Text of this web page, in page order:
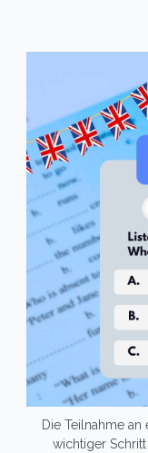
Die Teilnahme
wichtiger